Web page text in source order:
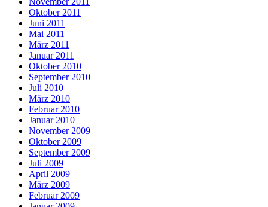
Oktober 2011
Juni 2011
Mai 2011
März 2011
Januar 2011
Oktober 2010
September 2010
Juli 2010
März 2010
Februar 2010
Januar 2010
November 2009
Oktober 2009
September 2009
Juli 2009
April 2009
März 2009
Februar 2009